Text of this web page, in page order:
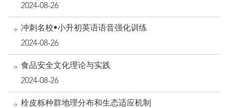
2024-08-26
冲刺名校•小升初英语语音强化训练
2024-08-26
食品安全文化理论与实践
2024-08-26
栓皮栎种群地理分布和生态适应机制